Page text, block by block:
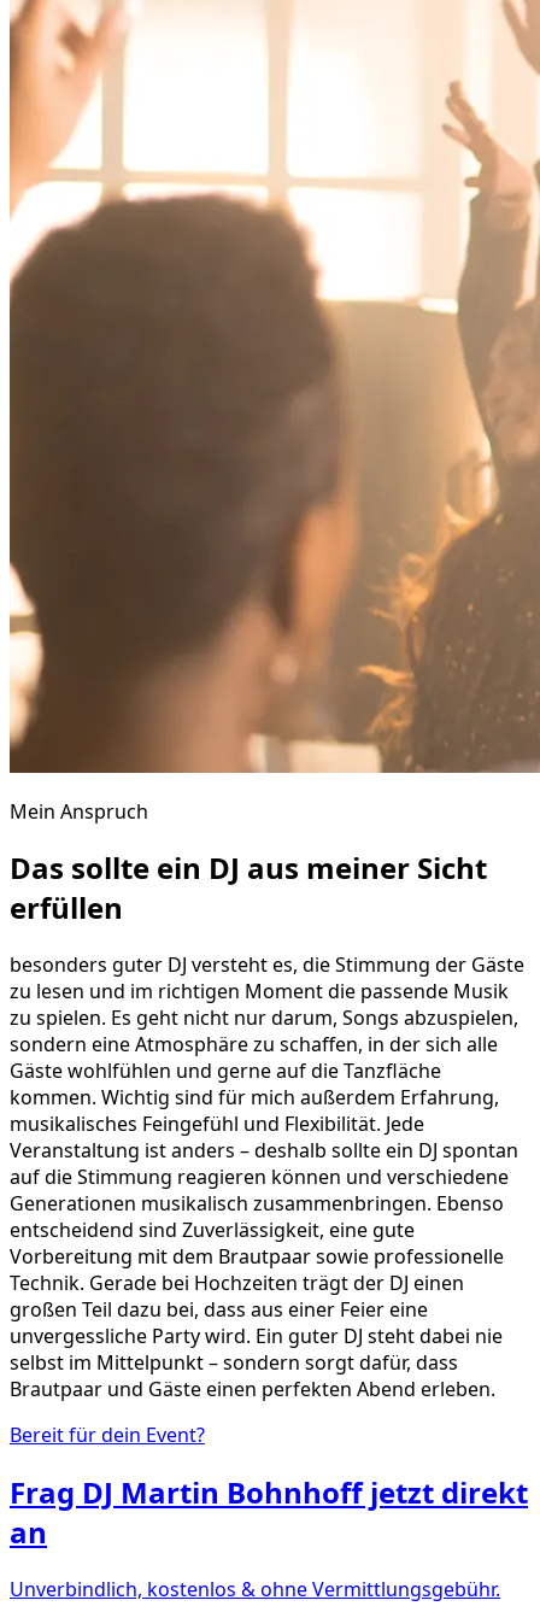
Mein Anspruch
Das sollte ein DJ aus meiner Sicht
erfüllen
besonders guter DJ versteht es, die Stimmung der Gäste
zu lesen und im richtigen Moment die passende Musik
zu spielen. Es geht nicht nur darum, Songs abzuspielen,
sondern eine Atmosphäre zu schaffen, in der sich alle
Gäste wohlfühlen und gerne auf die Tanzfläche
kommen. Wichtig sind für mich außerdem Erfahrung,
musikalisches Feingefühl und Flexibilität. Jede
Veranstaltung ist anders – deshalb sollte ein DJ spontan
auf die Stimmung reagieren können und verschiedene
Generationen musikalisch zusammenbringen. Ebenso
entscheidend sind Zuverlässigkeit, eine gute
Vorbereitung mit dem Brautpaar sowie professionelle
Technik. Gerade bei Hochzeiten trägt der DJ einen
großen Teil dazu bei, dass aus einer Feier eine
unvergessliche Party wird. Ein guter DJ steht dabei nie
selbst im Mittelpunkt – sondern sorgt dafür, dass
Brautpaar und Gäste einen perfekten Abend erleben.
Bereit für dein Event?
Frag DJ Martin Bohnhoffjetzt direkt
an
Unverbindlich, kostenlos & ohne Vermittlungsgebühr.